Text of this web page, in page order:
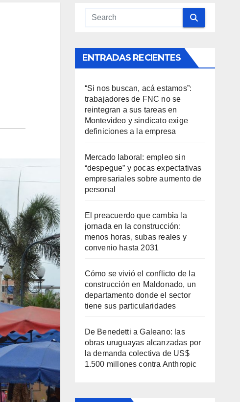
ENTRADAS RECIENTES
“Si nos buscan, acá estamos”:
trabajadores de FNC no se
reintegran a sus tareas en
Montevideo y sindicato exige
definiciones a la empresa
Mercado laboral: empleo sin
“despegue” y pocas expectativas
empresariales sobre aumento de
personal
El preacuerdo que cambia la
jornada en la construcción:
menos horas, subas reales y
convenio hasta 2031
Cómo se vivió el conflicto de la
construcción en Maldonado, un
departamento donde el sector
tiene sus particularidades
De Benedetti a Galeano: las
obras uruguayas alcanzadas por
la demanda colectiva de US$
1.500 millones contra Anthropic